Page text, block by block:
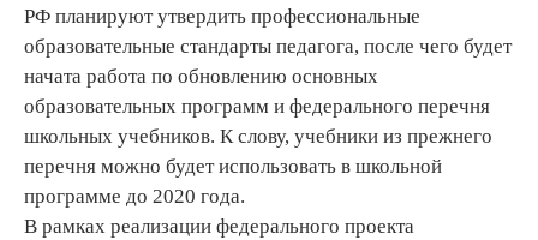
РФ планируют утвердить профессиональные
образовательные стандарты педагога, после чего будет
начата работа по обновлению основных
образовательных программ и федерального перечня
школьных учебников. К слову, учебники из прежнего
перечня можно будет использовать в школьной
программе до 2020 года.
В рамках реализации федерального проекта